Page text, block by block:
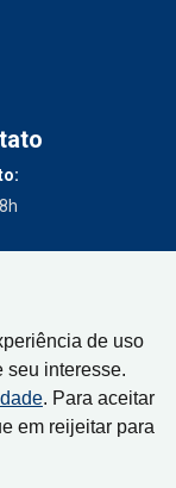
de uso
seu interesse.
. Para aceitar
em reijeitar para
- SP,
- SP